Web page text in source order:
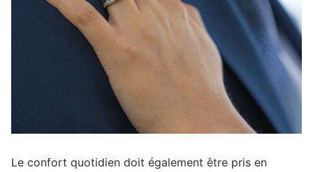
Le confort quotidien doit également être pris en